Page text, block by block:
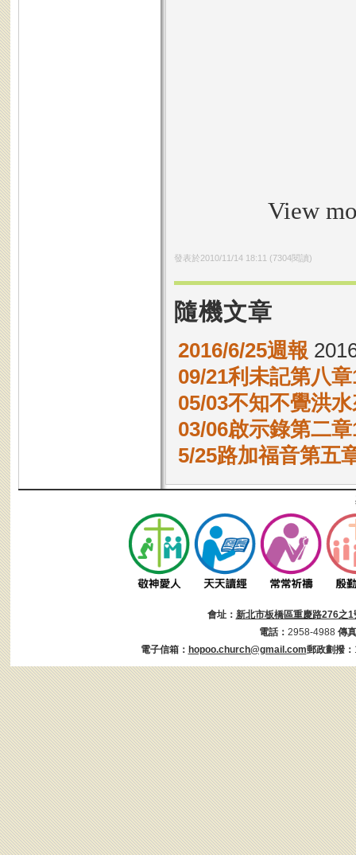
View
發表於2010/11/14 18:11 (7304閱讀)
隨機文章
2016/6/25週報
09/21利未記第八
05/03不知不覺洪
03/06啟示錄第二
5/25路加福音第五
會址： 新北市板橋區重慶路276之1
電話： 2958-4988 傳
電子信箱： hopoo.church@gmail.com郵政劃撥：